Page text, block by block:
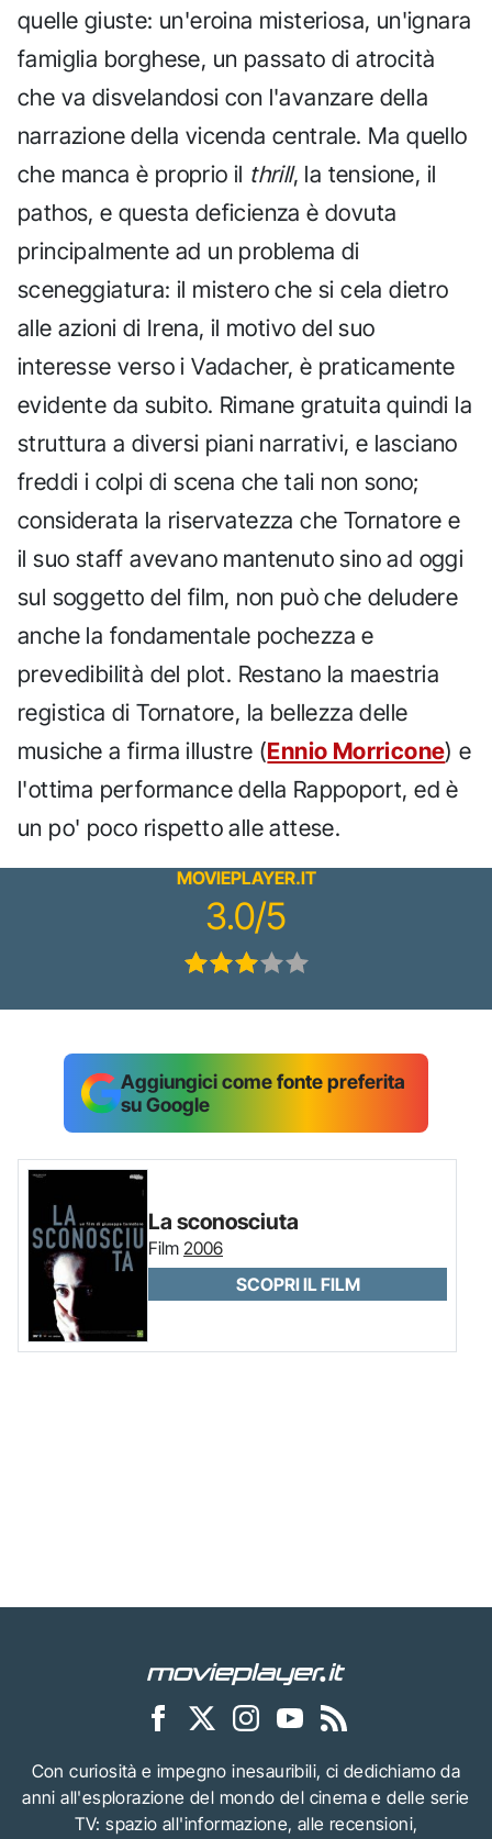
quelle giuste: un'eroina misteriosa, un'ignara
famiglia borghese, un passato di atrocità
che va disvelandosi con l'avanzare della
narrazione della vicenda centrale. Ma quello
che manca è proprio il thrill, la tensione, il
pathos, e questa deficienza è dovuta
principalmente ad un problema di
sceneggiatura: il mistero che si cela dietro
alle azioni di Irena, il motivo del suo
interesse verso i Vadacher, è praticamente
evidente da subito. Rimane gratuita quindi la
struttura a diversi piani narrativi, e lasciano
freddi i colpi di scena che tali non sono;
considerata la riservatezza che Tornatore e
il suo staff avevano mantenuto sino ad oggi
sul soggetto del film, non può che deludere
anche la fondamentale pochezza e
prevedibilità del plot. Restano la maestria
registica di Tornatore, la bellezza delle
musiche a firma illustre (Ennio Morricone) e
l'ottima performance della Rappoport, ed è
un po' poco rispetto alle attese.
MOVIEPLAYER.IT
3.0/5
Aggiungici come fonte preferita
su Google
La sconosciuta
Film 2006
SCOPRI IL FILM
Con curiosità e impegno inesauribili, ci dedichiamo da
anni all'esplorazione del mondo del cinema e delle serie
TV: spazio all'informazione, alle recensioni,